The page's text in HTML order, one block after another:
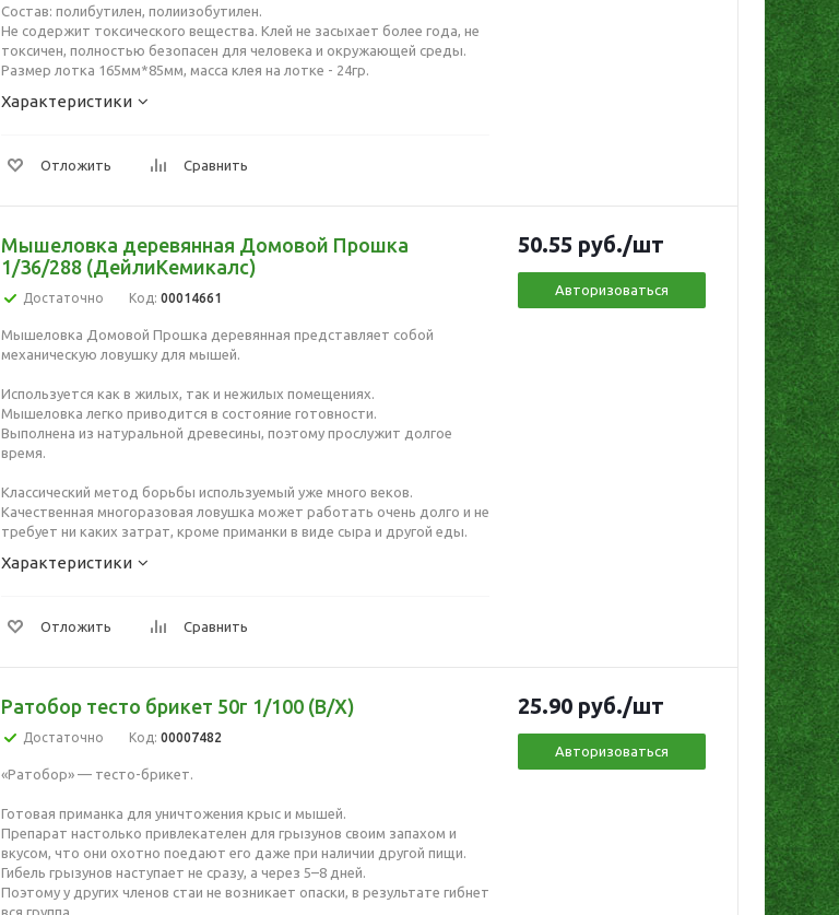
Состав: полибутилен, полиизобутилен.
Не содержит токсического вещества. Клей не засыхает более года, не
токсичен, полностью безопасен для человека и окружающей среды.
Размер лотка 165мм*85мм, масса клея на лотке - 24гр.
Характеристики
Отложить Сравнить
Мышеловка деревянная Домовой Прошка
1/36/288 (ДейлиКемикалс)
Достаточно Код: 00014661
Мышеловка Домовой Прошка деревянная представляет собой
механическую ловушку для мышей.
Используется как в жилых, так и нежилых помещениях.
Мышеловка легко приводится в состояние готовности.
Выполнена из натуральной древесины, поэтому прослужит долгое
время.
Классический метод борьбы используемый уже много веков.
Качественная многоразовая ловушка может работать очень долго и не
требует ни каких затрат, кроме приманки в виде сыра и другой еды.
Характеристики
Отложить Сравнить
50.55 руб./шт
Авторизоваться
Ратобор тесто брикет 50г 1/100 (В/Х)
Достаточно Код: 00007482
«Ратобор» — тесто-брикет.
Готовая приманка для уничтожения крыс и мышей.
Препарат настолько привлекателен для грызунов своим запахом и
вкусом, что они охотно поедают его даже при наличии другой пищи.
Гибель грызунов наступает не сразу, а через 5–8 дней.
Поэтому у других членов стаи не возникает опаски, в результате гибнет
вся группа.
25.90 руб./шт
Авторизоваться